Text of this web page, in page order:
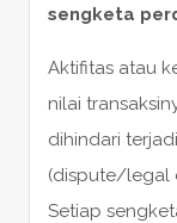
sengketa
Aktifitas atau
nilai
dihindari
(dispute/legal
Setiap